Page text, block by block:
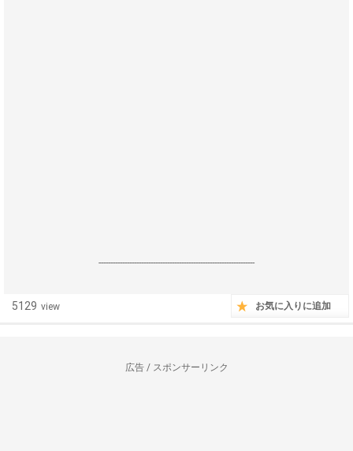
------------------------------------------------------------------
5129 view お気に入りに追加
広告 / スポンサーリンク